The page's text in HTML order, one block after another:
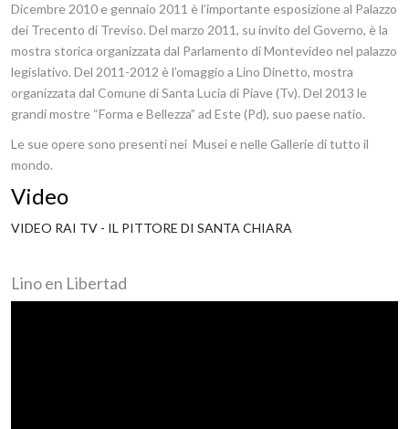
Dicembre 2010 e gennaio 2011 è l’importante esposizione al Palazzo
dei Trecento di Treviso. Del marzo 2011, su invito del Governo, è la
mostra storica organizzata dal Parlamento di Montevideo nel palazzo
legislativo. Del 2011-2012 è l’omaggio a Lino Dinetto, mostra
organizzata dal Comune di Santa Lucia di Piave (Tv). Del 2013 le
grandi mostre “Forma e Bellezza” ad Este (Pd), suo paese natio.
Le sue opere sono presenti nei Musei e nelle Gallerie di tutto il
mondo.
Video
VIDEO RAI TV - IL PITTORE DI SANTA CHIARA
Lino en Libertad